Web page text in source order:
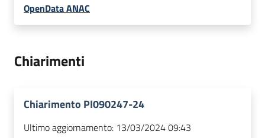
OpenData ANAC
Chiarimenti
Chiarimento PI090247-24
Ultimo aggiornamento: 13/03/2024 09:43